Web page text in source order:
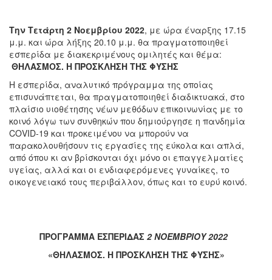
Την Τετάρτη 2 Νοεμβρίου 2022, με ώρα έναρξης 17.15
μ.μ. και ώρα λήξης 20.10 μ.μ. θα πραγματοποιηθεί
εσπερίδα με διακεκριμένους ομιλητές και θέμα:
ΘΗΛΑΣΜΟΣ. Η ΠΡΟΣΚΛΗΣΗ ΤΗΣ ΦΥΣΗΣ
Η εσπερίδα, αναλυτικό πρόγραμμα της οποίας
επισυνάπτεται, θα πραγματοποιηθεί διαδικτυακά, στο
πλαίσιο υιοθέτησης νέων μεθόδων επικοινωνίας με το
κοινό λόγω των συνθηκών που δημιούργησε η πανδημία
CΟVID-19 και προκειμένου να μπορούν να
παρακολουθήσουν τις εργασίες της εύκολα και απλά,
από όπου κι αν βρίσκονται όχι μόνο οι επαγγελματίες
υγείας, αλλά και οι ενδιαφερόμενες γυναίκες, το
οικογενειακό τους περιβάλλον, όπως και το ευρύ κοινό.
ΠΡΟΓΡΑΜΜΑ ΕΣΠΕΡΙΔΑΣ 2 ΝΟΕΜΒΡΙΟΥ 2022
«ΘΗΛΑΣΜΟΣ. Η ΠΡΟΣΚΛΗΣΗ ΤΗΣ ΦΥΣΗΣ»